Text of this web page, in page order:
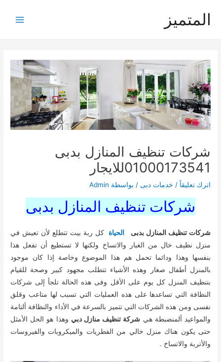
المتميز
شركات تنظيف المنازل بدبى
01000173541للايجار
اترك تعليقاً / خدمات دبى / بواسطة Admin
شركات تنظيف المنازل بدبى
شركات تنظيف المنازل بدبى الحياة
كل ربة بيت تتطلع لأن تعيش في
منزل نظيف خال من الغبار والاتساخ ولكنها لا تستطيع أن تفعل هذا
بنفسها وهذا ودائما تحمل هم هذا الموضوع وخاصة إذا كان موجود
بالمنزل أطفال صغار وهذه الأشياء تتطلب مجهود كبير وصحة للقيام
بتنظيف المنزل كل يوم على الأقل وفى هذه الحالة تلجأ إلى شركات
النظافة التي تساعدها على هذه العمليات التي تسبب لها متاعب وقلق
نفسى ومن هذه الشركات التي تتميز بالسرعة في الأداء والنظافة ألتامة
والمواعيد ألمنضبطة هي شركة تنظيف منازل دبي وهذا هو الحل الأمثل
حتى يكون هناك منزل خالي من الفطريات والميكروبات والفيروسات
والأتربة والاتساخ .